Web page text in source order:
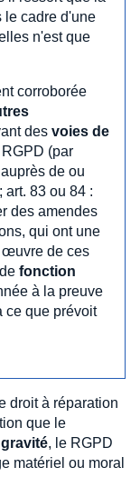
le cadre d'une
n'est que
corroborée
des voies de
(par
de ou
art. 83 ou 84 :
des amendes
qui ont une
œuvre de ces
fonction
à la preuve
ce que prévoit
droit à réparation
que le
, le RGPD
matériel ou moral